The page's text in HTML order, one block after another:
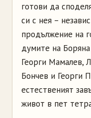
готови да
си с нея –
продължение на
думите на
Георги Мамалев,
Бончев и Георги
естественият
живот в пет